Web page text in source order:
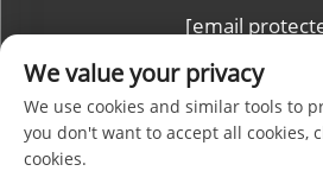
[email
+86-
We value your privacy
We use cookies and similar tools to
you don't want to accept all cookies,
cookies.